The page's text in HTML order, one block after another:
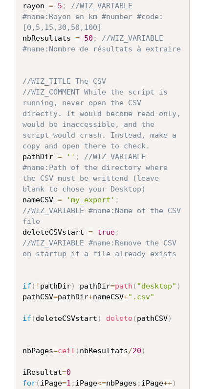
rayon = 5 ;
//WIZ_VARIABLE
#name:Rayon en km #number #code:
[0,5,15,30,50,100]
nbResultats = 50 ;
//WIZ_VARIABLE
#name:Nombre de résultats à extraire
//WIZ_TITLE The CSV
//WIZ_COMMENT While the script is
running, never open the CSV
directly. It would become read-only,
would be inaccessible, and the
script would crash. Instead, make a
copy and open there to check.
pathDir = '' ;
//WIZ_VARIABLE
#name:Path of the directory where
the CSV must be writtend (leave
blank to chose your Desktop)
nameCSV = 'my_export' ;
//WIZ_VARIABLE #name:Name of the CSV
file
deleteCSVstart = true;
//WIZ_VARIABLE #name:Remove the CSV
on startup if a file already exists
if ( ! pathDir) pathDir=path ( "desktop" )
pathCSV=pathDir+nameCSV+".csv"
if ( deleteCSVstart ) delete( pathCSV)
nbPages=ceil ( nbResultats/20 )
iResultat=0
for( iPage=1 ; iPage<=nbPages ; iPage++)